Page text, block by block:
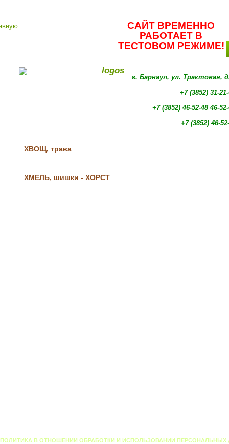
САЙТ ВРЕМЕННО
РАБОТАЕТ В
ТЕСТОВОМ РЕЖИМЕ!
ХВОЩ, трава
ХМЕЛЬ, шишки - ХОРСТ
г. Барнаул, ул. Трактовая,
+7 (3852) 31-
+7 (3852) 46-52-48 46-
+7 (3852) 46-
ПОЛИТИКА В ОТНОШЕНИИ ОБРАБОТКИ И ИСПОЛЬЗОВАНИИ ПЕРСОНАЛЬНЫХ